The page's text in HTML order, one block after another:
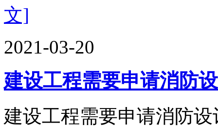
文]
2021-03-20
建设工程需要申请消防
建设工程需要申请消防